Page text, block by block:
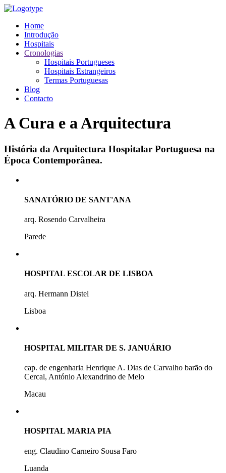
Home
Introdução
Hospitais
Cronologias
Hospitais Portugueses
Hospitais Estrangeiros
Termas Portuguesas
Blog
Contacto
A Cura e a Arquitectura
História da Arquitectura Hospitalar Portuguesa na
Época Contemporânea.
SANATÓRIO DE SANT'ANA
arq. Rosendo Carvalheira
Parede
HOSPITAL ESCOLAR DE LISBOA
arq. Hermann Distel
Lisboa
HOSPITAL MILITAR DE S. JANUÁRIO
cap. de engenharia Henrique A. Dias de Carvalho barão do
Cercal, António Alexandrino de Melo
Macau
HOSPITAL MARIA PIA
eng. Claudino Carneiro Sousa Faro
Luanda